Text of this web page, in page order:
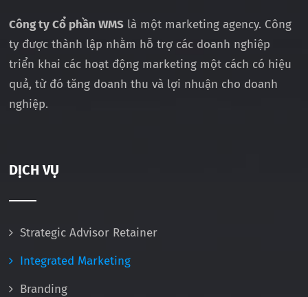
Công ty Cổ phần WMS là một marketing agency. Công
ty được thành lập nhằm hỗ trợ các doanh nghiệp
triển khai các hoạt động marketing một cách có hiệu
quả, từ đó tăng doanh thu và lợi nhuận cho doanh
nghiệp.
DỊCH VỤ
Strategic Advisor Retainer
Integrated Marketing
Branding